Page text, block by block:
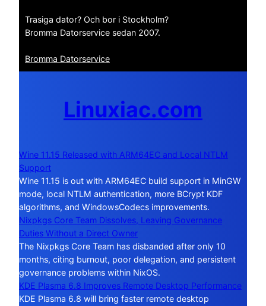
Trasiga dator? Och bor i Stockholm?
Bromma Datorservice sedan 2007.
Bromma Datorservice
Linuxiac.com
Wine 11.15 Released with ARM64EC and Local NTLM
Support
Wine 11.15 is out with ARM64EC build support in MinGW
mode, local NTLM authentication, more BCrypt KDF
algorithms, and WindowsCodecs improvements.
Nixpkgs Core Team Dissolves, Leaving Governance
Duties Without a Direct Owner
The Nixpkgs Core Team has disbanded after only 10
months, citing burnout, poor delegation, and persistent
governance problems within NixOS.
KDE Plasma 6.8 Improves Remote Desktop Performance
KDE Plasma 6.8 will bring faster remote desktop